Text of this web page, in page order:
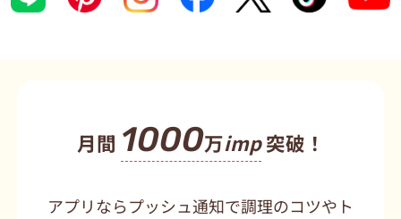
月間 1000万imp突破！
アプリならプッシュ通知で調理のコツやト